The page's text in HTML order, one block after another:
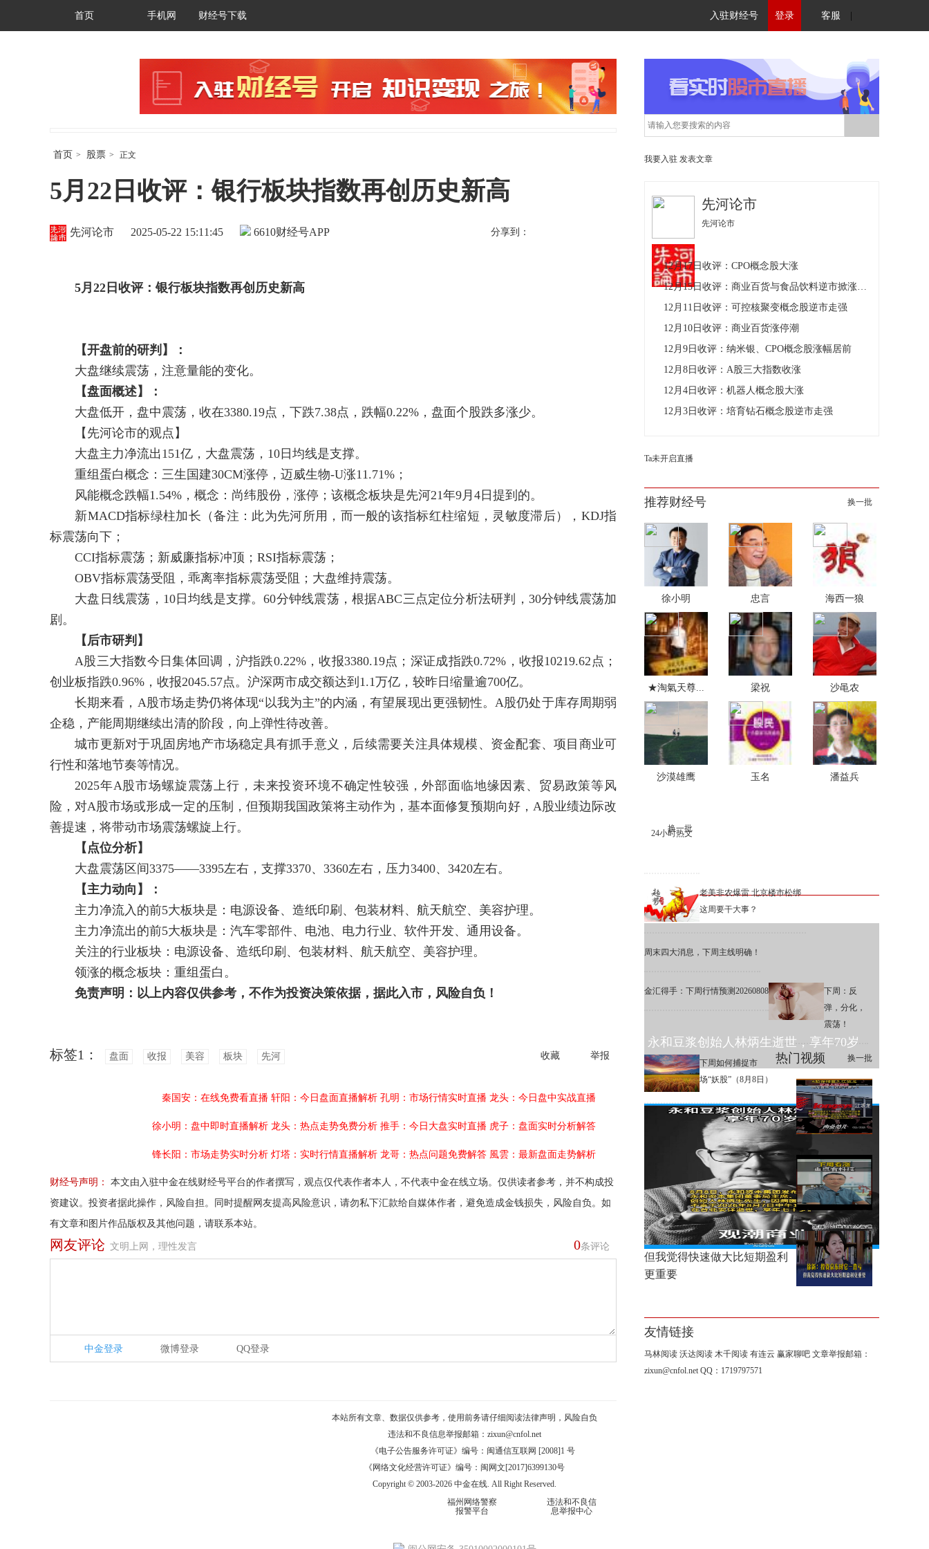
首页 手机网 财经号下载 入驻财经号 登录 客服
首页 > 股票 > 正文
5月22日收评：银行板块指数再创历史新高
财经号APP
先河论市 2025-05-22 15:11:45 6610 分享到：
5月 22 日收评：银行板块指数再创历史新高
【开盘前的研判】：
大盘继续震荡，注意量能的变化。
【盘面概述】：
大盘低开，盘中震荡，收在3380.19点，下跌7.38点，跌幅0.22%，盘面个股跌多涨少。
【先河论市的观点】
大盘主力净流出151亿，大盘震荡，10日均线是支撑。
重组蛋白概念：三生国建30CM涨停，迈威生物-U涨11.71%；
风能概念跌幅1.54%，概念：尚纬股份，涨停；该概念板块是先河21年9月4日提到的。
新MACD指标绿柱加长（备注：此为先河所用，而一般的该指标红柱缩短，灵敏度滞后），KDJ指
标震荡向下；
CCI指标震荡；新威廉指标冲顶；RSI指标震荡；
OBV指标震荡受阻，乖离率指标震荡受阻；大盘维持震荡。
大盘日线震荡，10日均线是支撑。60分钟线震荡，根据ABC三点定位分析法研判，30分钟线震荡加
剧。
【后市研判】
A股三大指数今日集体回调，沪指跌0.22%，收报3380.19点；深证成指跌0.72%，收报10219.62点；
创业板指跌0.96%，收报2045.57点。沪深两市成交额达到1.1万亿，较昨日缩量逾700亿。
长期来看，A股市场走势仍将体现“以我为主”的内涵，有望展现出更强韧性。A股仍处于库存周期弱
企稳，产能周期继续出清的阶段，向上弹性待改善。
城市更新对于巩固房地产市场稳定具有抓手意义，后续需要关注具体规模、资金配套、项目商业可
行性和落地节奏等情况。
2025年A股市场螺旋震荡上行，未来投资环境不确定性较强，外部面临地缘因素、贸易政策等风
险，对A股市场或形成一定的压制，但预期我国政策将主动作为，基本面修复预期向好，A股业绩边际改
善提速，将带动市场震荡螺旋上行。
【点位分析】
大盘震荡区间3375——3395左右，支撑3370、3360左右，压力3400、3420左右。
【主力动向】：
主力净流入的前5大板块是：电源设备、造纸印刷、包装材料、航天航空、美容护理。
主力净流出的前5大板块是：汽车零部件、电池、电力行业、软件开发、通用设备。
关注的行业板块：电源设备、造纸印刷、包装材料、航天航空、美容护理。
领涨的概念板块：重组蛋白。
免责声明：以上内容仅供参考，不作为投资决策依据，据此入市，风险自负！
收藏 举报
标签1： 盘面 收报 美容 板块 先河
秦国安：在线免费看直播 轩阳：今日盘面直播解析 孔明：市场行情实时直播 龙头：今日盘中实战直播
徐小明：盘中即时直播解析 龙头：热点走势免费分析 推手：今日大盘实时直播 虎子：盘面实时分析解答
锋长阳：市场走势实时分析 灯塔：实时行情直播解析 龙哥：热点问题免费解答 風雲：最新盘面走势解析
财经号声明：
本文由入驻中金在线财经号平台的作者撰写，观点仅代表作者本人，不代表中金在线立场。仅供读者参考，并不构成投
资建议。投资者据此操作，风险自担。同时提醒网友提高风险意识，请勿私下汇款给自媒体作者，避免造成金钱损失，风险自负。如
有文章和图片作品版权及其他问题，请联系本站。
0条评论
网友评论 文明上网，理性发言
中金登录 微博登录 QQ登录
我要入驻 发表文章
先河论市
先河论市
12月17日收评：CPO概念股大涨
12月15日收评：商业百货与食品饮料逆市掀涨停潮
12月11日收评：可控核聚变概念股逆市走强
12月10日收评：商业百货涨停潮
12月9日收评：纳米银、CPO概念股涨幅居前
12月8日收评：A股三大指数收涨
12月4日收评：机器人概念股大涨
12月3日收评：培育钻石概念股逆市走强
Ta未开启直播
推荐财经号 换一批
徐小明 忠言 海西一狼
★淘氣天尊... 梁祝 沙黾农
沙漠雄鹰 玉名 潘益兵
24小时热文
换一批
老美非农爆雷 北京楼市松绑
这周要干大事？
周末四大消息，下周主线明确！
金汇得手：下周行情预测20260808
下周：反
弹，分化，
震荡！
下周如何捕捉市
场“妖股”（8月8日）
热门视频 换一批
永和豆浆创始人林炳生逝世，享年70岁
A股存储巨头江波龙定增大幅溢
价，网友直呼：机构亏麻了！
下周大盘分析和交易策略！
徐新：投资京东时它一直亏，
但我觉得快速做大比短期盈利
更重要
友情链接
马林阅读 沃达阅读 木千阅读 有连云 赢家聊吧 文章举报邮箱：
zixun@cnfol.net QQ：1719797571
本站所有文章、数据仅供参考，使用前务请仔细阅读法律声明 ，风险自负
违法和不良信息举报邮箱： zixun@cnfol.net
《电子公告服务许可证》编号：闽通信互联网 [2008]1 号
《网络文化经营许可证》编号：闽网文[2017]6399130号
Copyright © 2003-2026 中金在线. All Right Reserved.
福州网络警察
报警平台
违法和不良信
息举报中心